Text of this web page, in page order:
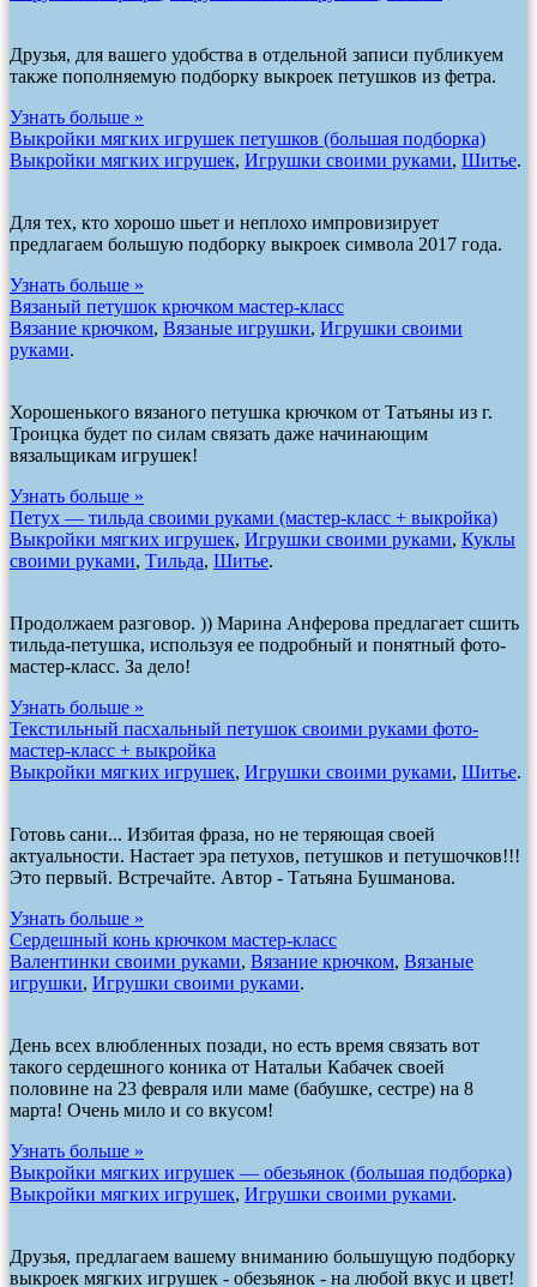
Друзья, для вашего удобства в отдельной записи публикуем
также пополняемую подборку выкроек петушков из фетра.
Узнать больше »
Выкройки мягких игрушек петушков (большая подборка)
Выкройки мягких игрушек, Игрушки своими руками, Шитье.
Для тех, кто хорошо шьет и неплохо импровизирует
предлагаем большую подборку выкроек символа 2017 года.
Узнать больше »
Вязаный петушок крючком мастер-класс
Вязание крючком, Вязаные игрушки, Игрушки своими
руками.
Хорошенького вязаного петушка крючком от Татьяны из г.
Троицка будет по силам связать даже начинающим
вязальщикам игрушек!
Узнать больше »
Петух — тильда своими руками (мастер-класс + выкройка)
Выкройки мягких игрушек, Игрушки своими руками, Куклы
своими руками, Тильда, Шитье.
Продолжаем разговор. )) Марина Анферова предлагает сшить
тильда-петушка, используя ее подробный и понятный фото-
мастер-класс. За дело!
Узнать больше »
Текстильный пасхальный петушок своими руками фото-
мастер-класс + выкройка
Выкройки мягких игрушек, Игрушки своими руками, Шитье.
Готовь сани... Избитая фраза, но не теряющая своей
актуальности. Настает эра петухов, петушков и петушочков!!!
Это первый. Встречайте. Автор - Татьяна Бушманова.
Узнать больше »
Сердешный конь крючком мастер-класс
Валентинки своими руками, Вязание крючком, Вязаные
игрушки, Игрушки своими руками.
День всех влюбленных позади, но есть время связать вот
такого сердешного коника от Натальи Кабачек своей
половине на 23 февраля или маме (бабушке, сестре) на 8
марта! Очень мило и со вкусом!
Узнать больше »
Выкройки мягких игрушек — обезьянок (большая подборка)
Выкройки мягких игрушек, Игрушки своими руками.
Друзья, предлагаем вашему вниманию большущую подборку
выкроек мягких игрушек - обезьянок - на любой вкус и цвет!